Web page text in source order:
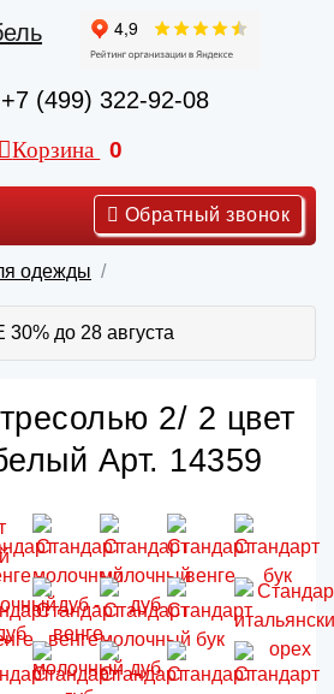
+7 (499) 322-92-08
Корзина 0
Обратный звонок
одежды
30% до 28 августа
2/ 2 цвет
Арт. 14359